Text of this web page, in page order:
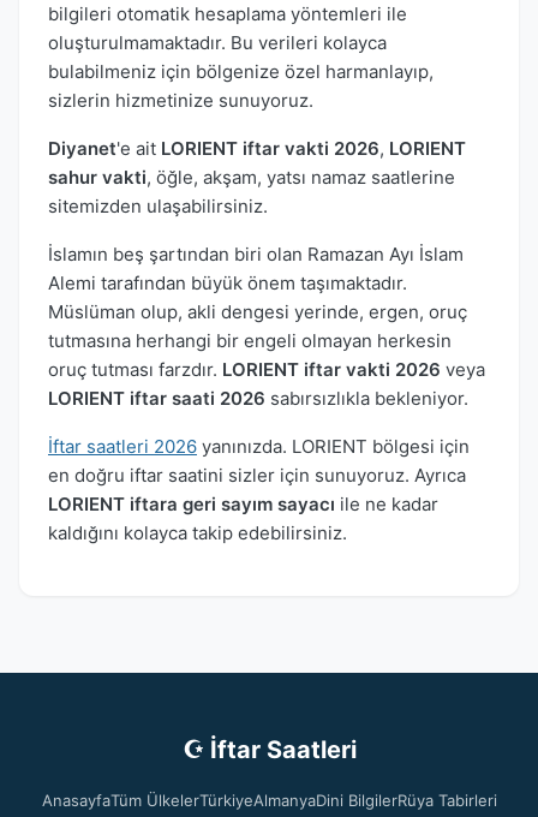
bilgileri otomatik hesaplama yöntemleri ile
oluşturulmamaktadır. Bu verileri kolayca
bulabilmeniz için bölgenize özel harmanlayıp,
sizlerin hizmetinize sunuyoruz.
Diyanet'e ait LORIENT iftar vakti 2026, LORIENT
sahur vakti, öğle, akşam, yatsı namaz saatlerine
sitemizden ulaşabilirsiniz.
İslamın beş şartından biri olan Ramazan Ayı İslam
Alemi tarafından büyük önem taşımaktadır.
Müslüman olup, akli dengesi yerinde, ergen, oruç
tutmasına herhangi bir engeli olmayan herkesin
oruç tutması farzdır. LORIENT iftar vakti 2026 veya
LORIENT iftar saati 2026 sabırsızlıkla bekleniyor.
İftar saatleri 2026 yanınızda. LORIENT bölgesi için
en doğru iftar saatini sizler için sunuyoruz. Ayrıca
LORIENT iftara geri sayım sayacı ile ne kadar
kaldığını kolayca takip edebilirsiniz.
☪ İftar Saatleri
AnasayfaTüm ÜlkelerTürkiyeAlmanyaDini BilgilerRüya Tabirleri